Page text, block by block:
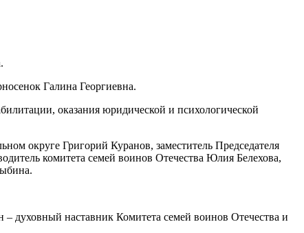
Галина Георгиевна.
оказания юридической и психологической
округе Григорий Куранов, заместитель Председателя
комитета семей воинов Отечества Юлия Белехова,
духовный наставник Комитета семей воинов Отечества и